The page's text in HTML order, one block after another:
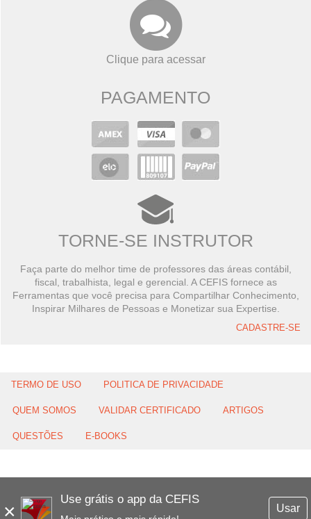
×
Use grátis o app da CEFIS
Usar
Clique para acessar
PAGAMENTO
TORNE-SE INSTRUTOR
Faça parte do melhor time de professores das áreas contábil,
fiscal, trabalhista, legal e gerencial. A CEFIS fornece as
Ferramentas que você precisa para Compartilhar Conhecimento,
Inspirar Milhares de Pessoas e Monetizar sua Expertise.
CADASTRE-SE
TERMO DE USO POLITICA DE PRIVACIDADE
QUEM SOMOS VALIDAR CERTIFICADO ARTIGOS
QUESTÕES E-BOOKS